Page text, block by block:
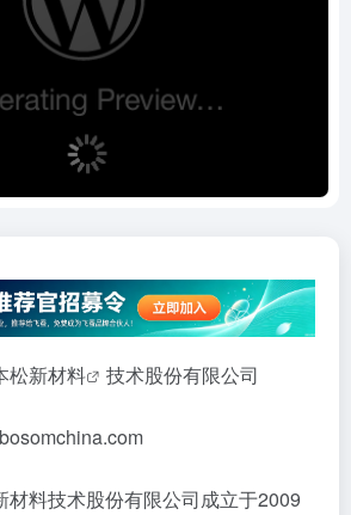
松新材料 技术股份有限公司
材料技术股份有限公司成立于2009